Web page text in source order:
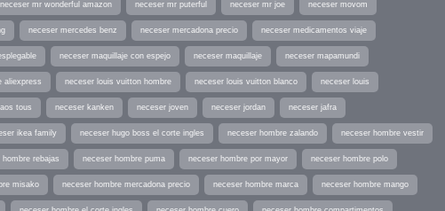
neceser mr wonderful amazon neceser mr puterful neceser mr joe neceser movom
neceser mercedes benz neceser mercadona precio neceser medicamentos viaje
neceser maquillaje con espejo neceser maquillaje neceser mapamundi
aliexpress neceser louis vuitton hombre neceser louis vuitton blanco neceser louis
tous neceser kanken neceser joven neceser jordan neceser jafra
ikea family neceser hugo boss el corte ingles neceser hombre zalando neceser hombre vestir
hombre rebajas neceser hombre puma neceser hombre por mayor neceser hombre polo
misako neceser hombre mercadona precio neceser hombre marca neceser hombre mango